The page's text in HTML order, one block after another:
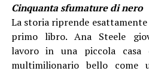
Cinquanta sfumature di nero
La storia riprende
primo libro. Ana Steele
lavoro in una piccola casa
multimilionario bello come